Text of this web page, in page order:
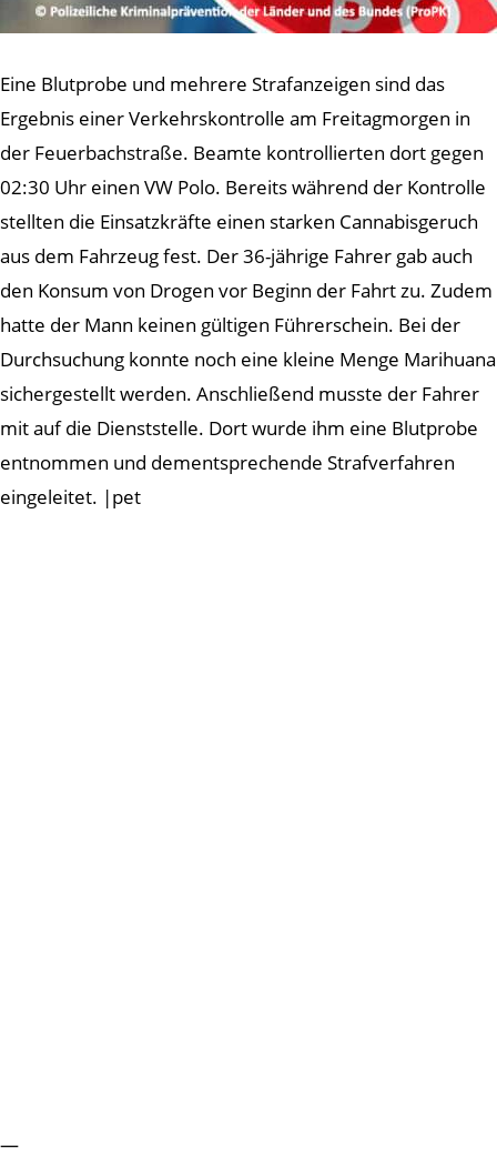
Eine Blutprobe und mehrere Strafanzeigen sind das
Ergebnis einer Verkehrskontrolle am Freitagmorgen in
der Feuerbachstraße. Beamte kontrollierten dort gegen
02:30 Uhr einen VW Polo. Bereits während der Kontrolle
stellten die Einsatzkräfte einen starken Cannabisgeruch
aus dem Fahrzeug fest. Der 36-jährige Fahrer gab auch
den Konsum von Drogen vor Beginn der Fahrt zu. Zudem
hatte der Mann keinen gültigen Führerschein. Bei der
Durchsuchung konnte noch eine kleine Menge Marihuana
sichergestellt werden. Anschließend musste der Fahrer
mit auf die Dienststelle. Dort wurde ihm eine Blutprobe
entnommen und dementsprechende Strafverfahren
eingeleitet. |pet
—